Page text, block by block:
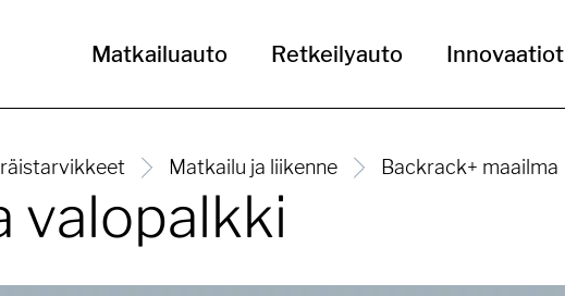
Matkailuauto Retkeilyauto Innovaatiot
Matkailu ja liikenne Backrack+ maailma
valopalkki